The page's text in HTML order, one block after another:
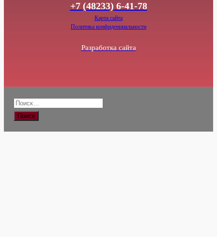
+7 (48233) 6-41-78
Карта сайта
Политика конфиденциальности
Разработка сайта
Найти: